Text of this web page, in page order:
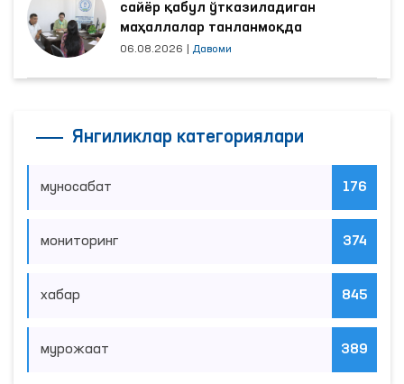
сайёр қабул ўтказиладиган
маҳаллалар танланмоқда
06.08.2026 Давоми
Янгиликлар категориялари
муносабат 176
мониторинг 374
хабар 845
мурожаат 389